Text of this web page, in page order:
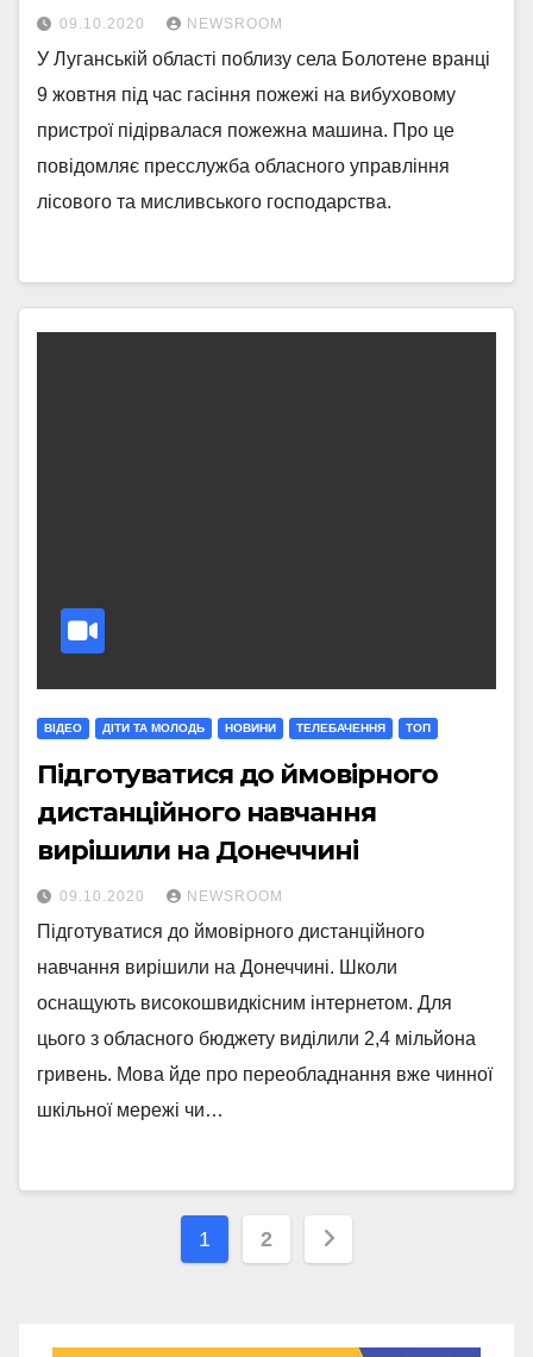
09.10.2020 NEWSROOM
У Луганській області поблизу села Болотене вранці
9 жовтня під час гасіння пожежі на вибуховому
пристрої підірвалася пожежна машина. Про це
повідомляє пресслужба обласного управління
лісового та мисливського господарства.
ВІДЕО ДІТИ ТА МОЛОДЬ НОВИНИ ТЕЛЕБАЧЕННЯ ТОП
Підготуватися до ймовірного
дистанційного навчання
вирішили на Донеччині
09.10.2020 NEWSROOM
Підготуватися до ймовірного дистанційного
навчання вирішили на Донеччині. Школи
оснащують високошвидкісним інтернетом. Для
цього з обласного бюджету виділили 2,4 мільйона
гривень. Мова йде про переобладнання вже чинної
шкільної мережі чи…
Навігація
1 2